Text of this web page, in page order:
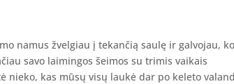
namus žvelgiau į tekančią saulę ir galvojau,
savo laimingos šeimos su trimis vaikais
nieko, kas mūsų visų laukė dar po keleto